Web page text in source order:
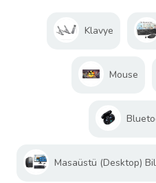
Klavye
Mouse
Masaüstü (Desktop)